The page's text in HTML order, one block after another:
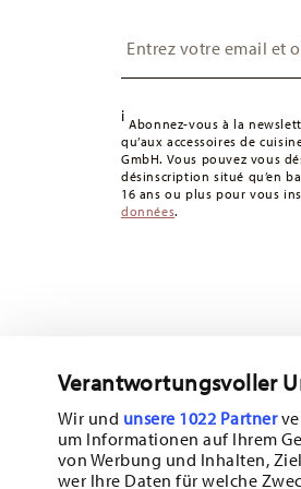
Verantwortungsvoller
Wir und unsere 1022 Partner
um Informationen auf Ihrem
von Werbung und Inhalten,
wer Ihre Daten für welche
Les livraisons en
49,90 CHF, les frais de
délais de livraison vers
Retours :Pour les retours,
i Abonnez-vous à la
qu’aux accessoires de
GmbH. Vous pouvez vous
désinscription situé qu’en
16 ans ou plus pour vous
données.
Abonnez-vous à notre newsletter
Tiens-toi au courant